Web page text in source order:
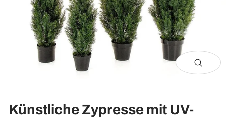
Künstliche Zypresse mit UV-